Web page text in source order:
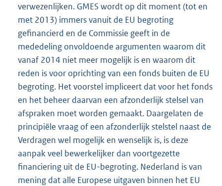
verwezenlijken. GMES wordt op dit moment (tot en
met 2013) immers vanuit de EU begroting
gefinancierd en de Commissie geeft in de
mededeling onvoldoende argumenten waarom dit
vanaf 2014 niet meer mogelijk is en waarom dit
reden is voor oprichting van een fonds buiten de EU
begroting. Het voorstel impliceert dat voor het fonds
en het beheer daarvan een afzonderlijk stelsel van
afspraken moet worden gemaakt. Daargelaten de
principiële vraag of een afzonderlijk stelstel naast de
Verdragen wel mogelijk en wenselijk is, is deze
aanpak veel bewerkelijker dan voortgezette
financiering uit de EU-begroting. Nederland is van
mening dat alle Europese uitgaven binnen het EU